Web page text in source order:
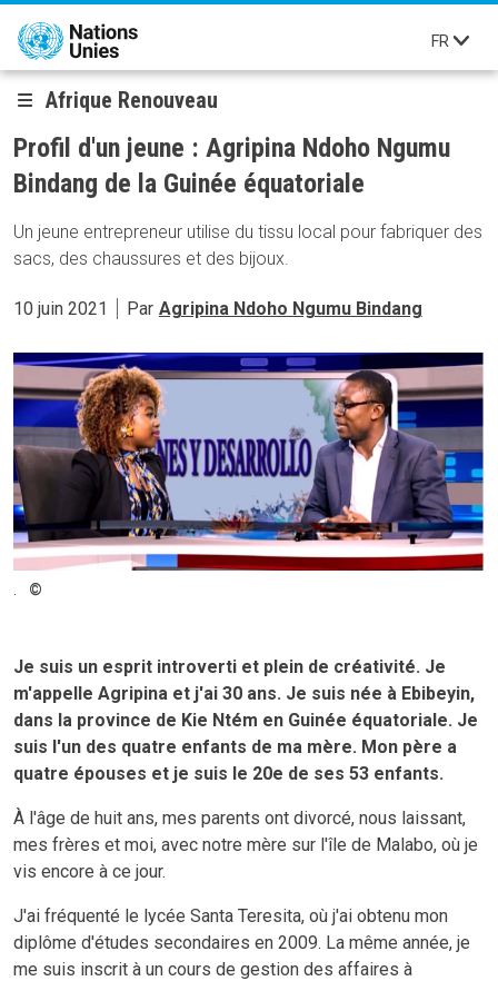
Aller au contenu principal
FR
Afrique Renouveau
Profil d'un jeune : Agripina Ndoho Ngumu
Bindang de la Guinée équatoriale
Un jeune entrepreneur utilise du tissu local pour fabriquer des
sacs, des chaussures et des bijoux.
10 juin 2021 Par Agripina Ndoho Ngumu Bindang
Je suis un esprit introverti et plein de créativité. Je
m'appelle Agripina et j'ai 30 ans. Je suis née à Ebibeyin,
dans la province de Kie Ntém en Guinée équatoriale. Je
suis l'un des quatre enfants de ma mère. Mon père a
quatre épouses et je suis le 20e de ses 53 enfants.
À l'âge de huit ans, mes parents ont divorcé, nous laissant,
mes frères et moi, avec notre mère sur l'île de Malabo, où je
vis encore à ce jour.
J'ai fréquenté le lycée Santa Teresita, où j'ai obtenu mon
diplôme d'études secondaires en 2009. La même année, je
me suis inscrit à un cours de gestion des affaires à